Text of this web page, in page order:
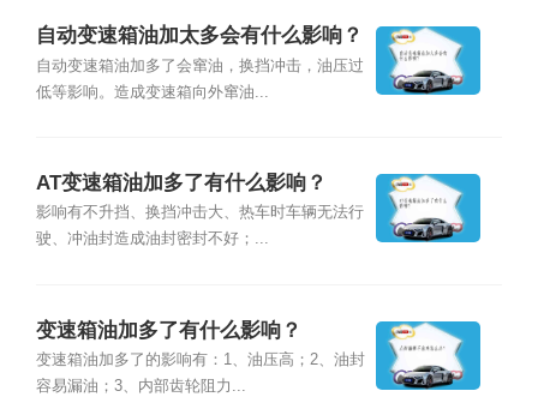
自动变速箱油加太多会有什么影响？
自动变速箱油加多了会窜油，换挡冲击，油压过
低等影响。造成变速箱向外窜油...
AT变速箱油加多了有什么影响？
影响有不升挡、换挡冲击大、热车时车辆无法行
驶、冲油封造成油封密封不好；...
变速箱油加多了有什么影响？
变速箱油加多了的影响有：1、油压高；2、油封
容易漏油；3、内部齿轮阻力...